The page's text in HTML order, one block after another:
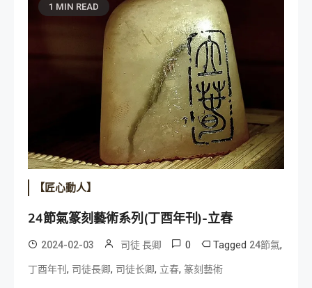
1 MIN READ
【匠心動人】
24節氣篆刻藝術系列(丁酉年刊)-立春
2024-02-03 司徒 長卿 0 Tagged 24節氣,
丁酉年刊 , 司徒長卿, 司徒长卿, 立春, 篆刻藝術